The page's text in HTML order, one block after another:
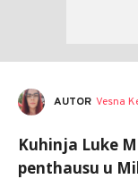
AUTOR Vesna
Kuhinja Luke
penthausu u